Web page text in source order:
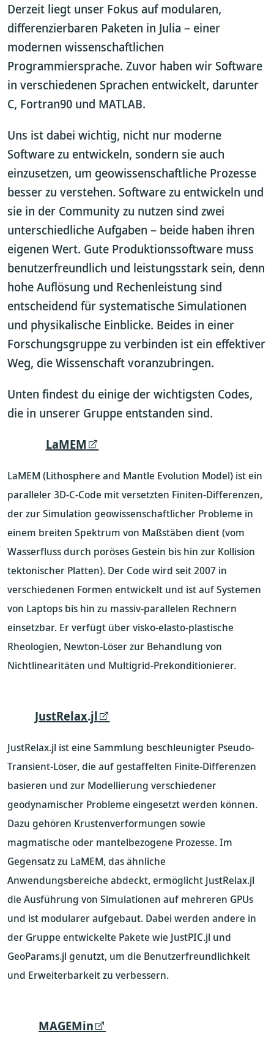
Derzeit liegt unser Fokus auf modularen,
differenzierbaren Paketen in Julia – einer
modernen wissenschaftlichen
Programmiersprache. Zuvor haben wir Software
in verschiedenen Sprachen entwickelt, darunter
C, Fortran90 und MATLAB.
Uns ist dabei wichtig, nicht nur moderne
Software zu entwickeln, sondern sie auch
einzusetzen, um geowissenschaftliche Prozesse
besser zu verstehen. Software zu entwickeln und
sie in der Community zu nutzen sind zwei
unterschiedliche Aufgaben – beide haben ihren
eigenen Wert. Gute Produktionssoftware muss
benutzerfreundlich und leistungsstark sein, denn
hohe Auflösung und Rechenleistung sind
entscheidend für systematische Simulationen
und physikalische Einblicke. Beides in einer
Forschungsgruppe zu verbinden ist ein effektiver
Weg, die Wissenschaft voranzubringen.
Unten findest du einige der wichtigsten Codes,
die in unserer Gruppe entstanden sind.
LaMEM
LaMEM (Lithosphere and Mantle Evolution Model) ist ein
paralleler 3D-C-Code mit versetzten Finiten-Differenzen,
der zur Simulation geowissenschaftlicher Probleme in
einem breiten Spektrum von Maßstäben dient (vom
Wasserfluss durch poröses Gestein bis hin zur Kollision
tektonischer Platten). Der Code wird seit 2007 in
verschiedenen Formen entwickelt und ist auf Systemen
von Laptops bis hin zu massiv-parallelen Rechnern
einsetzbar. Er verfügt über visko-elasto-plastische
Rheologien, Newton-Löser zur Behandlung von
Nichtlinearitäten und Multigrid-Prekonditionierer.
JustRelax.jl
JustRelax.jl ist eine Sammlung beschleunigter Pseudo-
Transient-Löser, die auf gestaffelten Finite-Differenzen
basieren und zur Modellierung verschiedener
geodynamischer Probleme eingesetzt werden können.
Dazu gehören Krustenverformungen sowie
magmatische oder mantelbezogene Prozesse. Im
Gegensatz zu LaMEM, das ähnliche
Anwendungsbereiche abdeckt, ermöglicht JustRelax.jl
die Ausführung von Simulationen auf mehreren GPUs
und ist modularer aufgebaut. Dabei werden andere in
der Gruppe entwickelte Pakete wie JustPIC.jl und
GeoParams.jl genutzt, um die Benutzerfreundlichkeit
und Erweiterbarkeit zu verbessern.
MAGEMin